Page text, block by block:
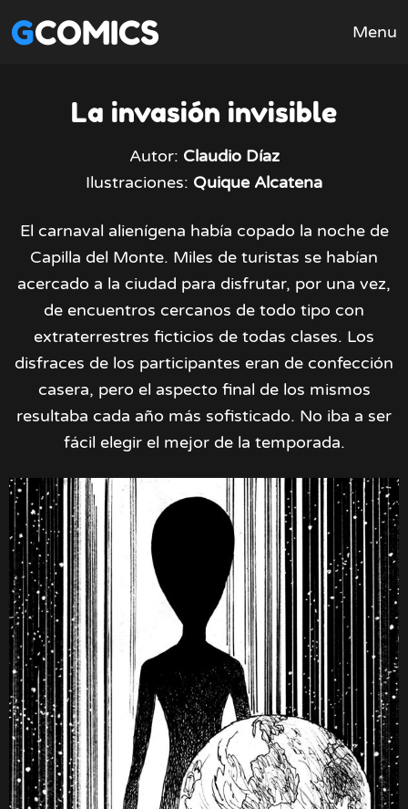
GCOMICS Menu
La invasión invisible
Autor: Claudio Díaz
Ilustraciones: Quique Alcatena
El carnaval alienígena había copado la noche de
Capilla del Monte. Miles de turistas se habían
acercado a la ciudad para disfrutar, por una vez,
de encuentros cercanos de todo tipo con
extraterrestres ficticios de todas clases. Los
disfraces de los participantes eran de confección
casera, pero el aspecto final de los mismos
resultaba cada año más sofisticado. No iba a ser
fácil elegir el mejor de la temporada.